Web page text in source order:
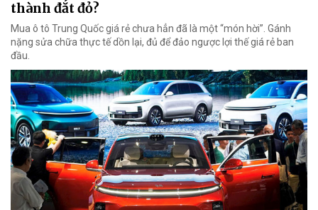
thành đắt đỏ?
Mua ô tô Trung Quốc giá rẻ chưa hẳn đã là một “món hời”. Gánh
nặng sửa chữa thực tế dồn lại, đủ để đảo ngược lợi thế giá rẻ ban
đầu.